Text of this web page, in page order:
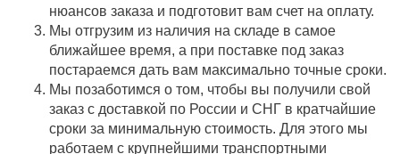
нюансов заказа и подготовит вам счет на оплату.
Мы отгрузим из наличия на складе в самое
ближайшее время, а при поставке под заказ
постараемся дать вам максимально точные сроки.
Мы позаботимся о том, чтобы вы получили свой
заказ c доставкой по России и СНГ в кратчайшие
сроки за минимальную стоимость. Для этого мы
работаем с крупнейшими транспортными